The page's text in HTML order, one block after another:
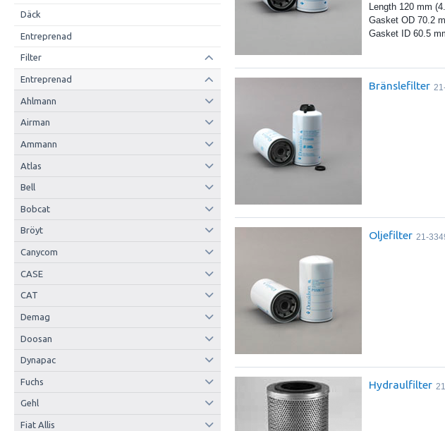
Däck
Entreprenad
Filter
Entreprenad
Ahlmann
Airman
Ammann
Atlas
Bell
Bobcat
Bröyt
Canycom
CASE
CAT
Demag
Doosan
Dynapac
Fuchs
Gehl
Fiat Allis
Length 120 mm
Gasket OD 70.2
Gasket ID 60.5
Bränslefilter
Oljefilter 21-
Hydraulfilter